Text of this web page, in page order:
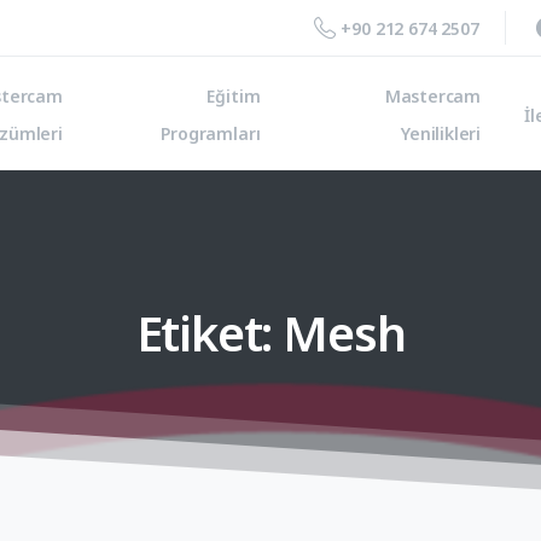
+90 212 674 2507
Eğitim
Programları
Mastercam
Yenilikleri
Etiket: Mesh